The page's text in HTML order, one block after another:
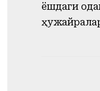
ёшдаги